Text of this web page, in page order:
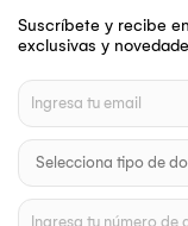
Suscríbete y recibe
exclusivas y